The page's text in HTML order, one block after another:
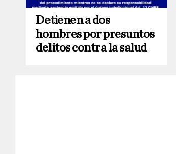
Detienen a dos
hombres por presuntos
delitos contra la salud